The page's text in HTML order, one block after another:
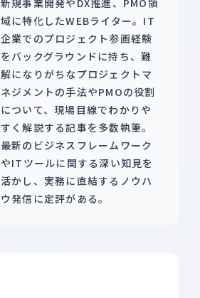
域に特化したWEBライター。IT
企業でのプロジェクト参画経験
をバックグラウンドに持ち、難
解になりがちなプロジェクトマ
ネジメントの手法やPMOの役割
について、現場目線でわかりや
すく解説する記事を多数執筆。
最新のビジネスフレームワーク
やITツールに関する深い知見を
活かし、実務に直結するノウハ
ウ発信に定評がある。